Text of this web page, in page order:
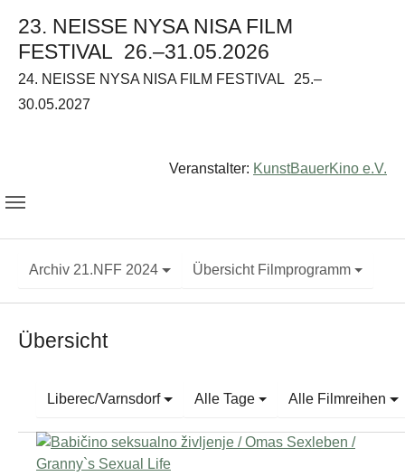
23. NEISSE NYSA NISA FILM
FESTIVAL 26.–31.05.2026
24. NEISSE NYSA NISA FILM FESTIVAL
25.–
30.05.2027
Veranstalter: KunstBauerKino e.V.
Archiv 21.NFF 2024 Übersicht Filmprogramm
Übersicht
Liberec/Varnsdorf Alle Tage Alle Filmreihen